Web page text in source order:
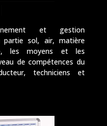
et gestion
partie sol, air, matière
les moyens et les
de compétences du
techniciens et